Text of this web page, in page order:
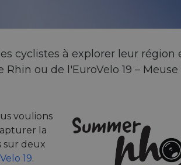
cyclistes à explorer leur région
ou de l'EuroVelo 19 – Meuse
voulions
la
sur deux
19.